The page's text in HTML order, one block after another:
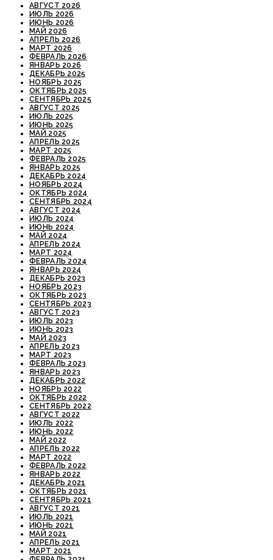
АВГУСТ 2026
ИЮЛЬ 2026
ИЮНЬ 2026
МАЙ 2026
АПРЕЛЬ 2026
МАРТ 2026
ФЕВРАЛЬ 2026
ЯНВАРЬ 2026
ДЕКАБРЬ 2025
НОЯБРЬ 2025
ОКТЯБРЬ 2025
СЕНТЯБРЬ 2025
АВГУСТ 2025
ИЮЛЬ 2025
ИЮНЬ 2025
МАЙ 2025
АПРЕЛЬ 2025
МАРТ 2025
ФЕВРАЛЬ 2025
ЯНВАРЬ 2025
ДЕКАБРЬ 2024
НОЯБРЬ 2024
ОКТЯБРЬ 2024
СЕНТЯБРЬ 2024
АВГУСТ 2024
ИЮЛЬ 2024
ИЮНЬ 2024
МАЙ 2024
АПРЕЛЬ 2024
МАРТ 2024
ФЕВРАЛЬ 2024
ЯНВАРЬ 2024
ДЕКАБРЬ 2023
НОЯБРЬ 2023
ОКТЯБРЬ 2023
СЕНТЯБРЬ 2023
АВГУСТ 2023
ИЮЛЬ 2023
ИЮНЬ 2023
МАЙ 2023
АПРЕЛЬ 2023
МАРТ 2023
ФЕВРАЛЬ 2023
ЯНВАРЬ 2023
ДЕКАБРЬ 2022
НОЯБРЬ 2022
ОКТЯБРЬ 2022
СЕНТЯБРЬ 2022
АВГУСТ 2022
ИЮЛЬ 2022
ИЮНЬ 2022
МАЙ 2022
АПРЕЛЬ 2022
МАРТ 2022
ФЕВРАЛЬ 2022
ЯНВАРЬ 2022
ДЕКАБРЬ 2021
ОКТЯБРЬ 2021
СЕНТЯБРЬ 2021
АВГУСТ 2021
ИЮЛЬ 2021
ИЮНЬ 2021
МАЙ 2021
АПРЕЛЬ 2021
МАРТ 2021